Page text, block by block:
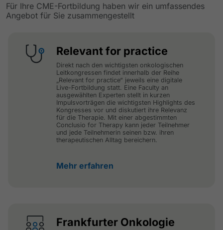
Für Ihre CME-Fortbildung haben wir ein umfassendes
Angebot für Sie zusammengestellt
Relevant for practice
Direkt nach den wichtigsten onkologischen
Leitkongressen findet innerhalb der Reihe
„Relevant for practice“ jeweils eine digitale
Live-Fortbildung statt. Eine Faculty an
ausgewählten Experten stellt in kurzen
Impulsvorträgen die wichtigsten Highlights des
Kongresses vor und diskutiert ihre Relevanz
für die Therapie. Mit einer abgestimmten
Conclusio for Therapy kann jeder Teilnehmer
und jede Teilnehmerin seinen bzw. ihren
therapeutischen Alltag bereichern.
Mehr erfahren
Frankfurter Onkologie